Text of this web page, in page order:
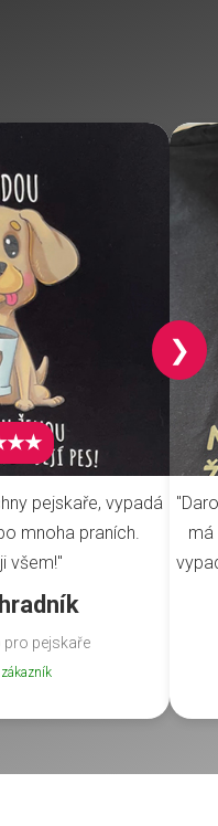
pejskaře, vypadá
mnoha praních.
všem!"
pro pejskaře
má
❯